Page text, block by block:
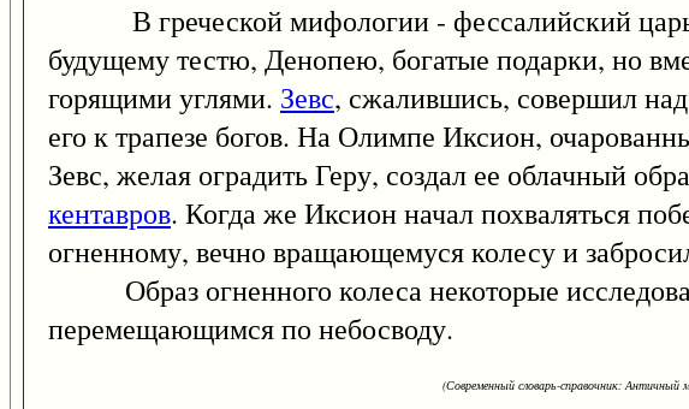
В греческой мифологии - фессалийский царь
будущему тестю, Денопею, богатые подарки, но
горящими углями. Зевс, сжалившись, совершил
его к трапезе богов. На Олимпе Иксион,
Зевс, желая оградить Геру, создал ее облачный
кентавров. Когда же Иксион начал похваляться
огненному, вечно вращающемуся колесу и
Образ огненного колеса некоторые
перемещающимся по небосводу.
(Современный словарь-справочник: